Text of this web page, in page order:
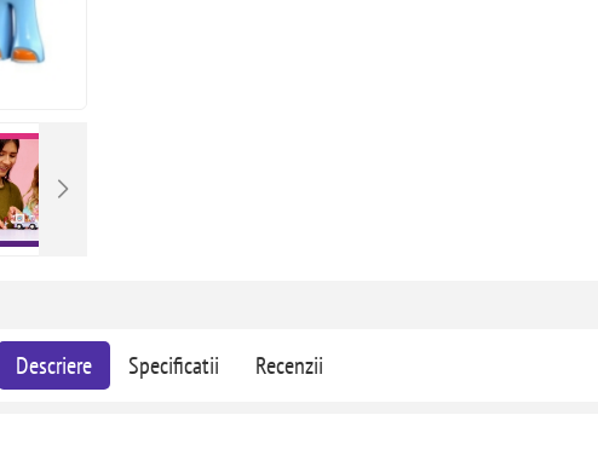
Descriere Specificatii Recenzii